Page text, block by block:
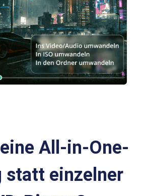
All-in-One-
statt einzelner